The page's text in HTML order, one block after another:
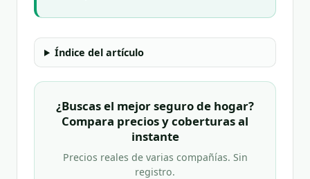
Índice del artículo
¿Buscas el mejor seguro de hogar?
Compara precios y coberturas al
instante
Precios reales de varias compañías. Sin
registro.